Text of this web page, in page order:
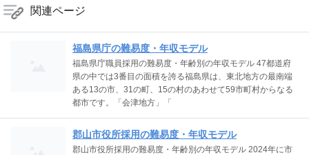
関連ページ
福島県庁の難易度・年収モデル
福島県庁職員採用の難易度・年齢別の年収モデル 47都道府
県の中では3番目の面積を誇る福島県は、東北地方の最南端
ある13の市、31の町、15の村のあわせて59市町村からなる
都市です。「会津地方」「
郡山市役所採用の難易度・年収モデル
郡山市役所採用の難易度・年齢別の年収モデル 2024年に市